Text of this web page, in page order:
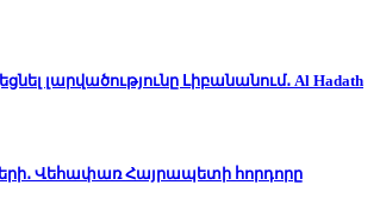
լարվածությունը Լիբանանում․ Al Hadath
Վեհափառ Հայրապետի հորդորը